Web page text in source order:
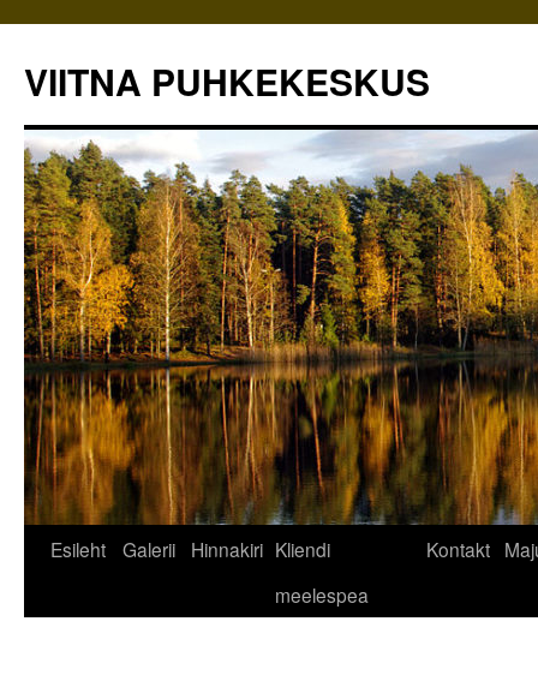
VIITNA PUHKEKESKUS
Liigu
Esileht Galerii Hinnakiri Kliendi
meelespea
Kontakt